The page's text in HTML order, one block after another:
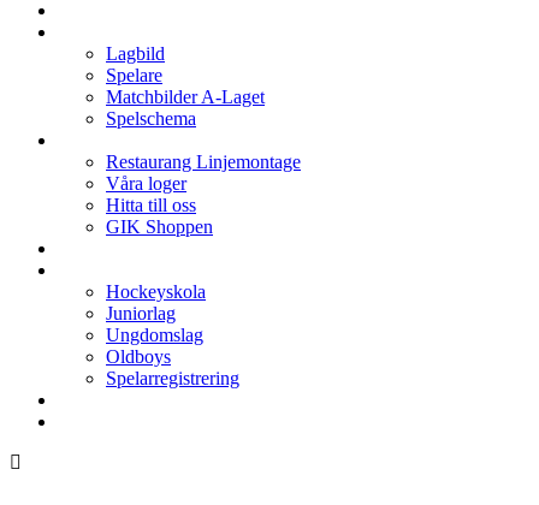
Lagbild
Spelare
Matchbilder A-Laget
Spelschema
Restaurang Linjemontage
Våra loger
Hitta till oss
GIK Shoppen
Hockeyskola
Juniorlag
Ungdomslag
Oldboys
Spelarregistrering